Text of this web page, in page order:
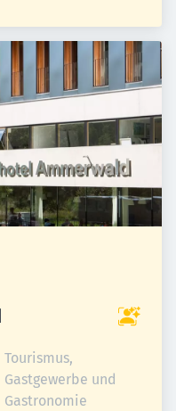
Tourismus,
Gastgewerbe und
Gastronomie